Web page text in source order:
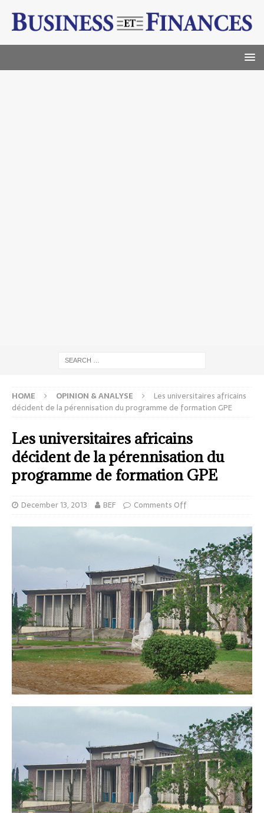
HOME OPINION & ANALYSE
Les universitaires africains
décident de la pérennisation du programme de formation GPE
Les universitaires africains
décident de la pérennisation du
programme de formation GPE
December 13, 2013 BEF Comments Off